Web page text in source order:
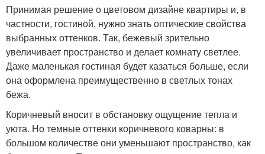
Принимая решение о цветовом дизайне квартиры и, в
частности, гостиной, нужно знать оптические свойства
выбранных оттенков. Так, бежевый зрительно
увеличивает пространство и делает комнату светлее.
Даже маленькая гостиная будет казаться больше, если
она оформлена преимущественно в светлых тонах
бежа.
Коричневый вносит в обстановку ощущение тепла и
уюта. Но темные оттенки коричневого коварны: в
большом количестве они уменьшают пространство, как